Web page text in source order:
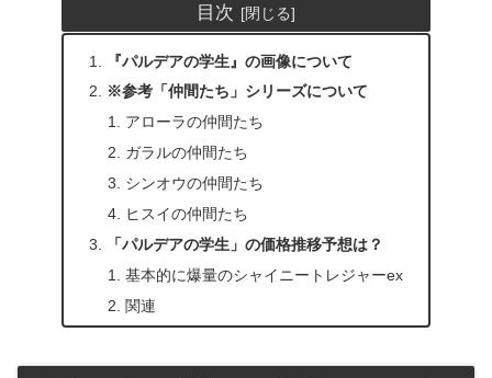
目次
『パルデアの学生』の画像について
※参考「仲間たち」シリーズについて
アローラの仲間たち
ガラルの仲間たち
シンオウの仲間たち
ヒスイの仲間たち
「パルデアの学生」の価格推移予想は？
基本的に爆量のシャイニートレジャーex
関連